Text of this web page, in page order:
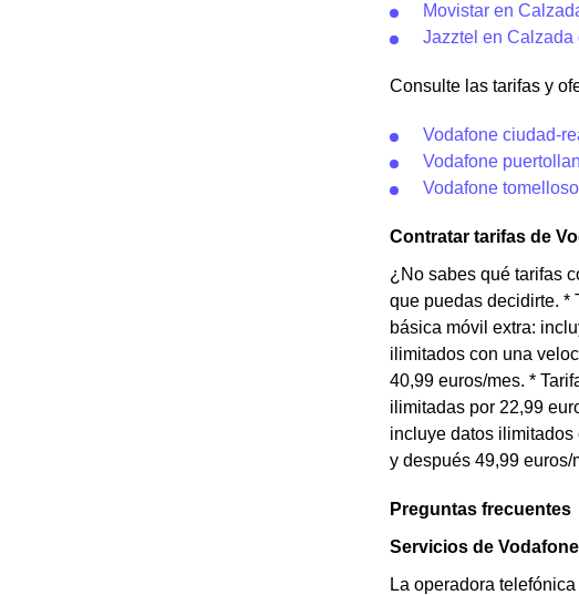
Movistar en
Jazztel en Calzada
Consulte las tarifas y
Vodafone ciudad-
Vodafone
Vodafone tomelloso
Contratar tarifas de
¿No sabes qué tarifas
que puedas decidirte. *
básica móvil extra:
ilimitados con una
40,99 euros/mes. *
ilimitadas por 22,99
incluye datos
y después 49,99
Preguntas frecuentes
Servicios de
La operadora